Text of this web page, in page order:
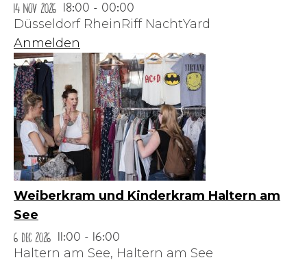
14 Nov 2026
18:00 - 00:00
Düsseldorf RheinRiff NachtYard
Anmelden
Weiberkram und Kinderkram Haltern am
See
6 Dec 2026
11:00 - 16:00
Haltern am See, Haltern am See